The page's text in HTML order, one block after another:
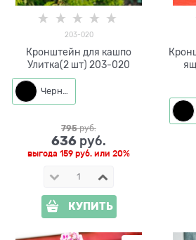
203-020
Кронштейн для кашпо
Улитка(2 шт) 203-020
Черный
795 руб.
636 руб.
выгода 159 руб. или 20%
КУПИТЬ